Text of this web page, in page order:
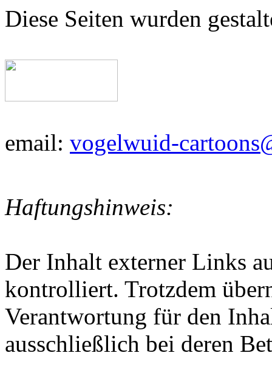
Diese Seiten wurden
email: vogelwuid-
Haftungshinweis:
Der Inhalt externer Links
kontrolliert. Trotzdem
Verantwortung für den
ausschließlich bei deren